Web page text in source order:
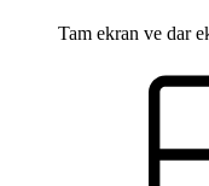
Tam ekran ve dar